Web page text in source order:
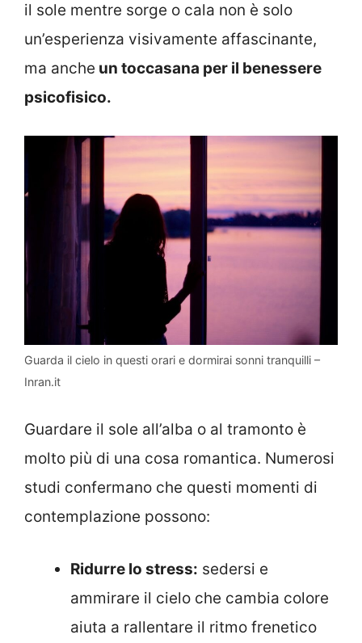
il sole mentre sorge o cala non è solo
un’esperienza visivamente affascinante,
ma anche un toccasana per il benessere
psicofisico.
Guarda il cielo in questi orari e dormirai sonni tranquilli –
Inran.it
Guardare il sole all’alba o al tramonto è
molto più di una cosa romantica. Numerosi
studi confermano che questi momenti di
contemplazione possono:
Ridurre lo stress: sedersi e
ammirare il cielo che cambia colore
aiuta a rallentare il ritmo frenetico